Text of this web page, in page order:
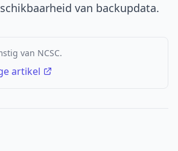
van backupdata.
van NCSC.
artikel